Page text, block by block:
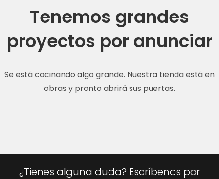
Tenemos grandes
proyectos por anunciar
Se está cocinando algo grande. Nuestra tienda está en
obras y pronto abrirá sus puertas.
¿Tienes alguna duda? Escríbenos por